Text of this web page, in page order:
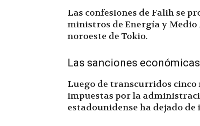
Las confesiones de Falih se
ministros de Energía y Medio
noroeste de Tokio.
Las sanciones económicas
Luego de transcurridos cinco
impuestas por la
estadounidense ha dejado